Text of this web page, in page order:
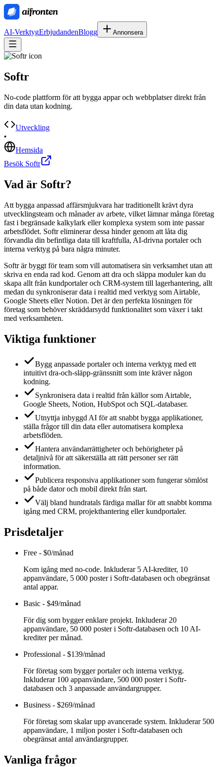
AI-VerktygErbjudandenBlogg Annonsera
Softr
No-code plattform för att bygga appar och webbplatser direkt från
din data utan kodning.
Utveckling
•
Hemsida
Besök Softr
Vad är Softr?
Att bygga anpassad affärsmjukvara har traditionellt krävt dyra
utvecklingsteam och månader av arbete, vilket lämnar många företag
fast i begränsade kalkylark eller komplexa system som inte passar
arbetsflödet. Softr eliminerar dessa hinder genom att låta dig
förvandla din befintliga data till kraftfulla, AI-drivna portaler och
interna verktyg på bara några minuter.
Softr är byggt för team som vill automatisera sin verksamhet utan att
skriva en enda rad kod. Genom att dra och släppa moduler kan du
skapa allt från kundportaler och CRM-system till lagerhantering, allt
medan du synkroniserar data i realtid med verktyg som Airtable,
Google Sheets eller Notion. Det är den perfekta lösningen för
företag som behöver skräddarsydd funktionalitet som växer i takt
med verksamheten.
Viktiga funktioner
Bygg anpassade portaler och interna verktyg med ett
intuitivt dra-och-släpp-gränssnitt som inte kräver någon
kodning.
Synkronisera data i realtid från källor som Airtable,
Google Sheets, Notion, HubSpot och SQL-databaser.
Utnyttja inbyggd AI för att snabbt bygga applikationer,
ställa frågor till din data eller automatisera komplexa
arbetsflöden.
Hantera användarrättigheter och behörigheter på
detaljnivå för att säkerställa att rätt personer ser rätt
information.
Publicera responsiva applikationer som fungerar sömlöst
på både dator och mobil direkt från start.
Välj bland hundratals färdiga mallar för att snabbt komma
igång med CRM, projekthantering eller kundportaler.
Prisdetaljer
Free - $0/månad
Kom igång med no-code. Inkluderar 5 AI-krediter, 10
appanvändare, 5 000 poster i Softr-databasen och obegränsat
antal appar.
Basic - $49/månad
För dig som bygger enklare projekt. Inkluderar 20
appanvändare, 50 000 poster i Softr-databasen och 10 AI-
krediter per månad.
Professional - $139/månad
För företag som bygger portaler och interna verktyg.
Inkluderar 100 appanvändare, 500 000 poster i Softr-
databasen och 3 anpassade användargrupper.
Business - $269/månad
För företag som skalar upp avancerade system. Inkluderar 500
appanvändare, 1 miljon poster i Softr-databasen och
obegränsat antal användargrupper.
Vanliga frågor